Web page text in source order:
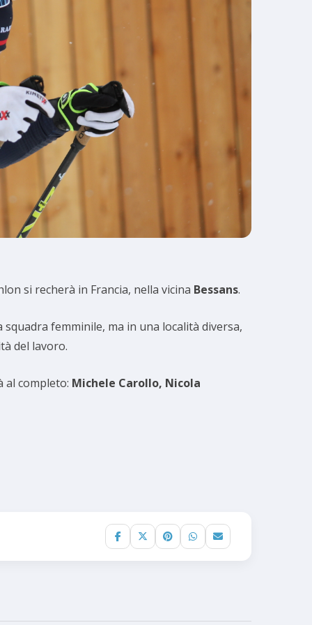
si recherà in Francia, nella vicina Bessans.
femminile, ma in una località diversa,
del lavoro.
al completo: Michele Carollo, Nicola